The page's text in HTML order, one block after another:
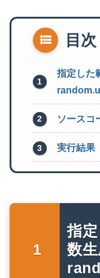
目次
指定した
ソースコ
実行結果
指
数生